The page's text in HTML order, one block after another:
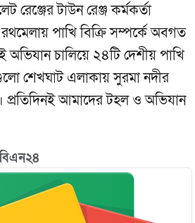
রেঞ্জের টাউন রেঞ্জ কর্মকর্তা
পাখি বিক্রি সম্পর্কে অবগত
অভিযান চালিয়ে ২৪টি দেশীয় পাখি
শেখঘাট এলাকায় সুরমা নদীর
প্রতিদিনই আমাদের টহল ও অভিযান